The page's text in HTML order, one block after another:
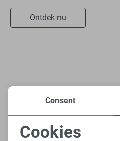
Ontdek nu
Heb je dit al eens
Consent
Cookies